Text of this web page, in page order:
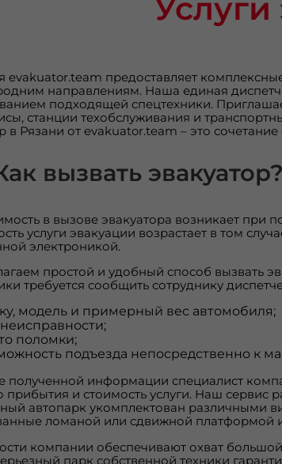
Услуги
evakuator.team предоставляет
направлениям. Наша единая
подходящей спецтехники.
станции техобслуживания и
в Рязани от evakuator.team – это
вызвать эвакуатор?
в вызове эвакуатора возникает при
услуги эвакуации возрастает в том
электроникой.
простой и удобный способ вызвать
требуется сообщить сотруднику
модель и примерный вес автомобиля;
поломки;
подъезда непосредственно к
полученной информации специалист
прибытия и стоимость услуги. Наш сервис
автопарк укомплектован различными
ломаной или сдвижной платформой
компании обеспечивают охват
парк собственной техники